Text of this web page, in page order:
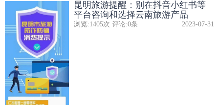
昆明旅游提醒：别在抖音小红书等
平台咨询和选择云南旅游产品
浏览:1405次 评论:0条 2023-07-31